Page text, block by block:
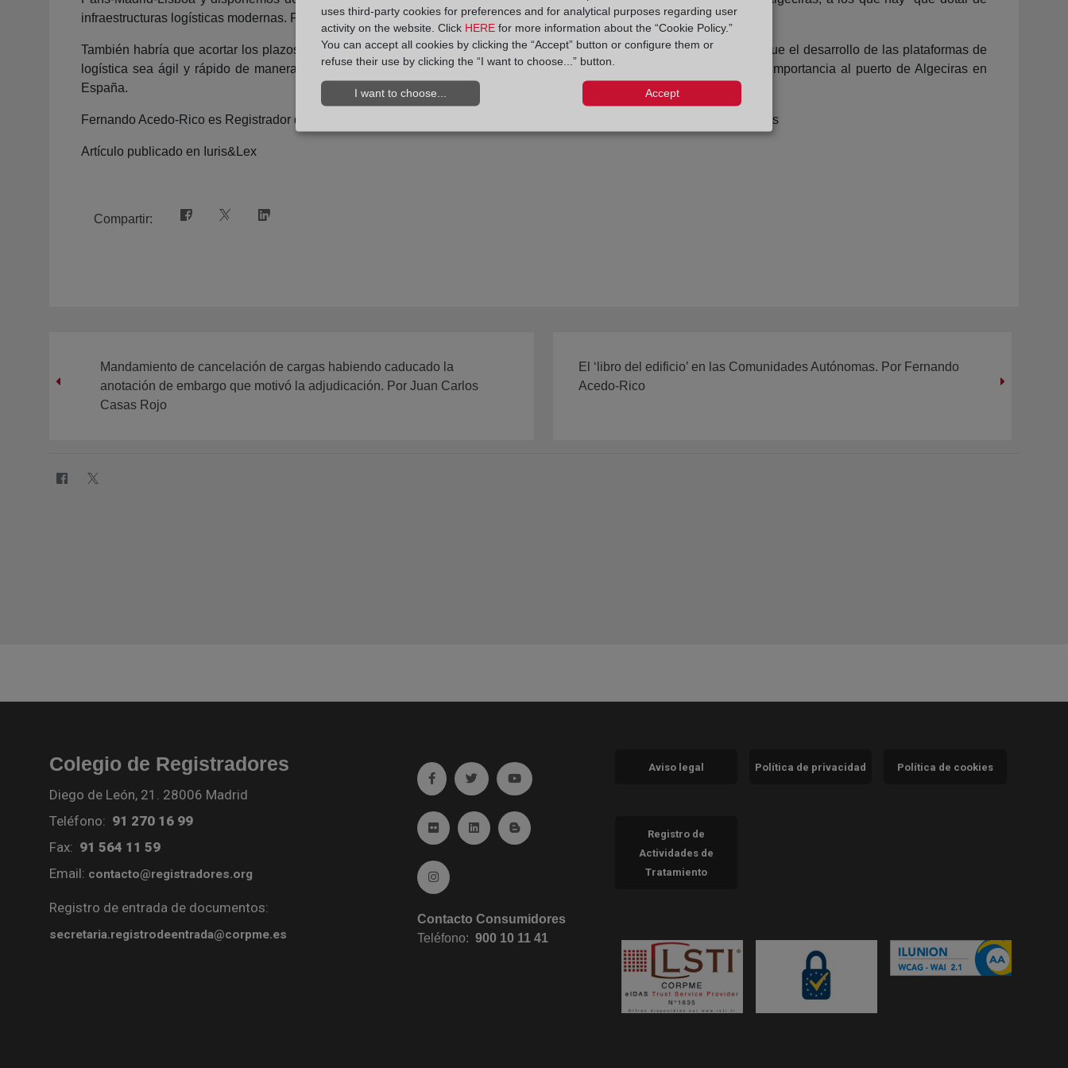
infraestructuras logísticas modernas. Para eso es imprescindible un planeamiento supramunicipal coherente y racional.
También habría que acortar los plazos en la gestión, es necesaria una reforma de las distintas leyes autonómicas para que el desarrollo de las plataformas de
logística sea ágil y rápido de manera que puertos tan importantes como TangerMed en Marruecos no puedan restarle importancia al puerto de Algeciras en
España.
Fernando Acedo-Rico es Registrador de la Propiedad y Director de Relaciones Institucionales del Colegio de Registradores
Artículo publicado en Iuris&Lex
Compartir:
Mandamiento de cancelación de cargas habiendo caducado la
anotación de embargo que motivó la adjudicación. Por Juan Carlos
Casas Rojo
El ‘libro del edificio’ en las Comunidades Autónomas. Por Fernando
Acedo-Rico
Colegio de Registradores
Diego de León, 21. 28006 Madrid
Teléfono: 91 270 16 99
Fax: 91 564 11 59
Email: contacto@registradores.org
Registro de entrada de documentos:
secretaria.registrodeentrada@corpme.es
Ir a facebook (abre en ventana nueva)
Ir a twitter (abre en ventana nueva)
Ir a YouTube (abre en ventana nueva)
Ir a Flickr (abre en ventana nueva)
Ir a Linkedin (abre en ventana nueva)
Ir al Blog (abre en ventana nueva)
Ir a Instagram (abre en ventana nueva)
Contacto Consumidores
Teléfono:900 10 11 41
Aviso legal Política de privacidad Política de cookies
Registro de
Actividades de
Tratamiento
uses third-party cookies for preferences and for analytical purposes regarding user
activity on the website. Click HERE for more information about the “Cookie Policy.”
You can accept all cookies by clicking the “Accept” button or configure them or
refuse their use by clicking the “I want to choose...” button.
I want to choose... Accept